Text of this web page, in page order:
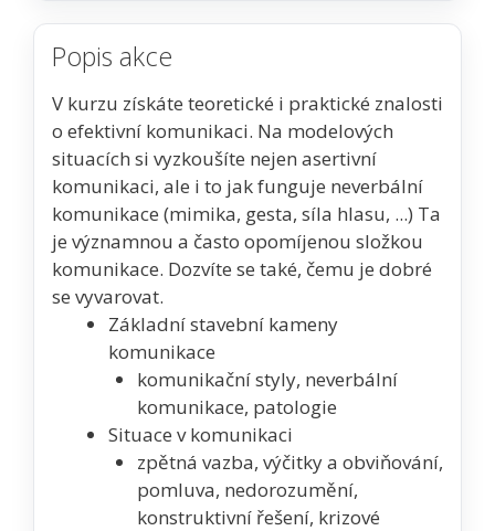
Popis akce
V kurzu získáte teoretické i praktické znalosti
o efektivní komunikaci. Na modelových
situacích si vyzkoušíte nejen asertivní
komunikaci, ale i to jak funguje neverbální
komunikace (mimika, gesta, síla hlasu, ...) Ta
je významnou a často opomíjenou složkou
komunikace. Dozvíte se také, čemu je dobré
se vyvarovat.
Základní stavební kameny
komunikace
komunikační styly, neverbální
komunikace, patologie
Situace v komunikaci
zpětná vazba, výčitky a obviňování,
pomluva, nedorozumění,
konstruktivní řešení, krizové